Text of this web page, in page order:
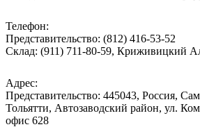
Телефон:
Представительство: (812) 416-53-52
Склад: (911) 711-80-59, Криживицкий
Адрес:
Представительство: 445043, Россия,
Тольятти, Автозаводский район, ул.
офис 628